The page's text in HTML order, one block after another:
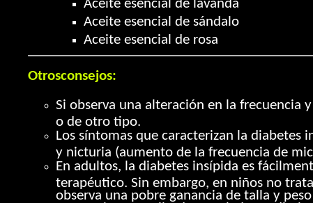
Aceite esencial de lavanda
Aceite esencial de sándalo
Aceite esencial de rosa
Otrosconsejos:
Si observa una alteración en la frecuencia
o de otro tipo.
Los síntomas que caracterizan la diabetes
y nicturia (aumento de la frecuencia de
En adultos, la diabetes insípida es
terapéutico. Sin embargo, en niños no
observa una pobre ganancia de talla y